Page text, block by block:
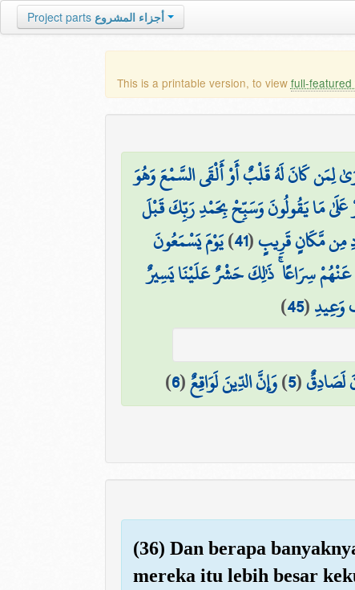
Project parts أجزاء المشروع
This is a printable version, to view full-featured
لِمَن كَانَ لَهُ قَلْبٌ أَوْ أَلْقَى السَّمْعَ وَهُوَ
عَلَىٰ مَا يَقُولُونَ وَسَبِّحْ بِحَمْدِ رَبِّكَ قَبْلَ
مِن مَّكَانٍ قَرِيبٍ(
41
)يَوْمَ يَسْمَعُونَ
سِرَاعًا ۚ ذَٰلِكَ حَشْرٌ عَلَيْنَا يَسِيرٌ
وَعِيدِ(
45
)
لَصَادِقٌ(
5
)وَإِنَّ الدِّينَ لَوَاقِعٌ(
6
)
(36) Dan berapa
mereka itu lebih besar